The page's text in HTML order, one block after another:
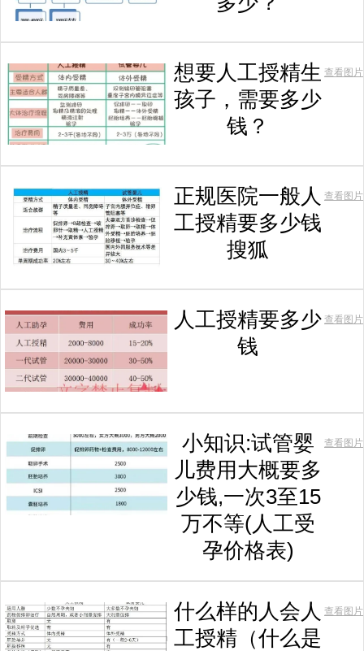
想要人工授精生
孩子，需要多少
钱？
查看图片
正规医院一般人
工授精要多少钱
搜狐
查看图片
人工授精要多少
钱
查看图片
小知识:试管婴
儿费用大概要多
少钱,一次3至15
万不等(人工受
孕价格表)
查看图片
什么样的人会人
工授精（什么是
查看图片